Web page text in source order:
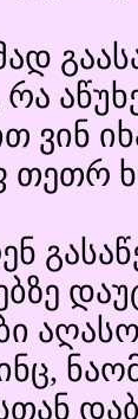
რა
ვინ
თეთრ